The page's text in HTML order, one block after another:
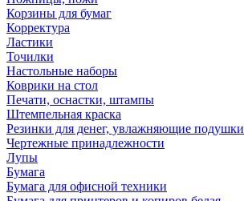
Корзины для бумаг
Корректура
Ластики
Точилки
Настольные наборы
Коврики на стол
Печати, оснастки, штампы
Штемпельная краска
Резинки для денег, увлажняющие подушки
Чертежные принадлежности
Лупы
Бумага
Бумага для офисной техники